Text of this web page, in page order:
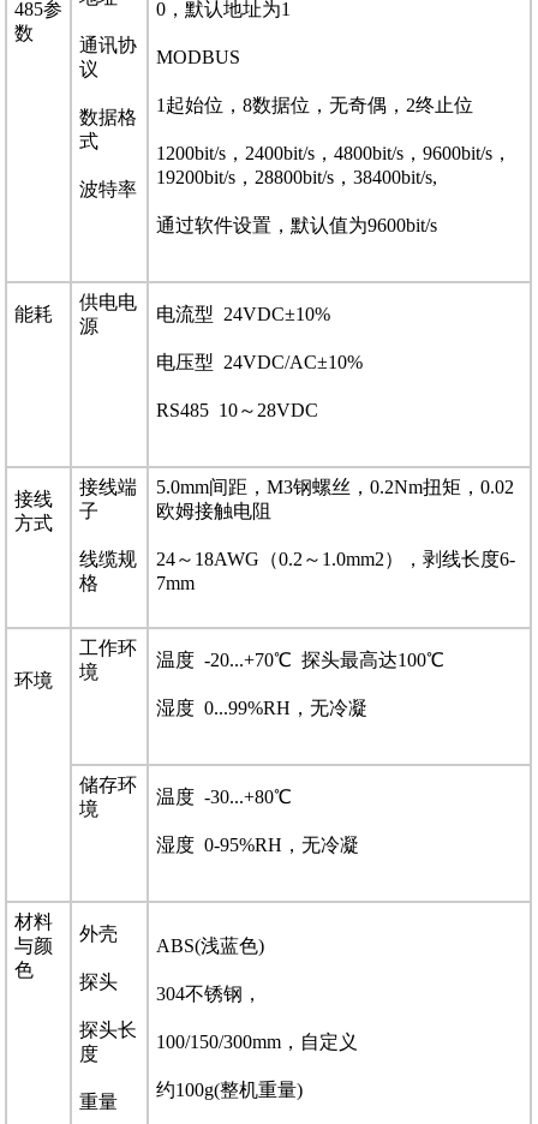
485参
数
通讯协
议
数据格
式
波特率
0，默认地址为1
MODBUS
1起始位，8数据位，无奇偶，2终止位
1200bit/s，2400bit/s，4800bit/s，9600bit/s，
19200bit/s，28800bit/s，38400bit/s,
通过软件设置，默认值为9600bit/s
能耗
供电电
源
电流型 24VDC±10%
电压型 24VDC/AC±10%
RS485 10～28VDC
接线
方式
接线端
子
线缆规
格
5.0mm间距，M3钢螺丝，0.2Nm扭矩，0.02
欧姆接触电阻
24～18AWG（0.2～1.0mm2），剥线长度6-
7mm
环境
工作环
境
温度 -20...+70℃ 探头最高达100℃
湿度 0...99%RH，无冷凝
储存环
境
温度 -30...+80℃
湿度 0-95%RH，无冷凝
材料
与颜
色
外壳
探头
探头长
度
重量
ABS(浅蓝色)
304不锈钢，
100/150/300mm，自定义
约100g(整机重量)